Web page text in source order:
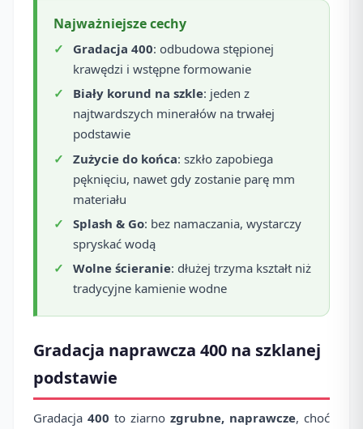
Najważniejsze cechy
Gradacja 400: odbudowa stępionej
krawędzi i wstępne formowanie
Biały korund na szkle: jeden z
najtwardszych minerałów na trwałej
podstawie
Zużycie do końca: szkło zapobiega
pęknięciu, nawet gdy zostanie parę mm
materiału
Splash & Go: bez namaczania, wystarczy
spryskać wodą
Wolne ścieranie: dłużej trzyma kształt niż
tradycyjne kamienie wodne
Gradacja naprawcza 400 na szklanej
podstawie
Gradacja 400 to ziarno zgrubne, naprawcze, choć